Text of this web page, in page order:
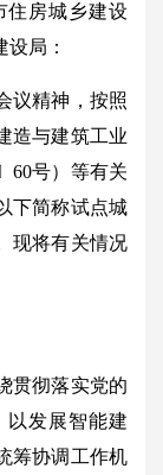
住房城乡建设
局：
精神，按照
造与建筑工业
60号）等有关
下简称试点城
现将有关情况
彻落实党的
以发展智能建
筹协调工作机